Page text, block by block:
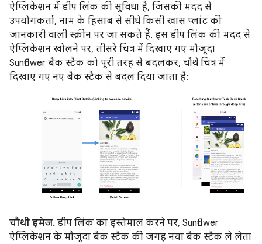
ऐप्लिकेशन में डीप लिंक की सुविधा है, जिसकी मदद से
उपयोगकर्ता, नाम के हिसाब से सीधे किसी खास प्लांट की
जानकारी वाली स्क्रीन पर जा सकते हैं. इस डीप लिंक की मदद से
ऐप्लिकेशन खोलने पर, तीसरे चित्र में दिखाए गए मौजूदा
Sunflower बैक स्टैक को पूरी तरह से बदलकर, चौथे चित्र में
दिखाए गए नए बैक स्टैक से बदल दिया जाता है:
चौथी इमेज. डीप लिंक का इस्तेमाल करने पर, Sunflower
ऐप्लिकेशन के मौजूदा बैक स्टैक की जगह नया बैक स्टैक ले लेता